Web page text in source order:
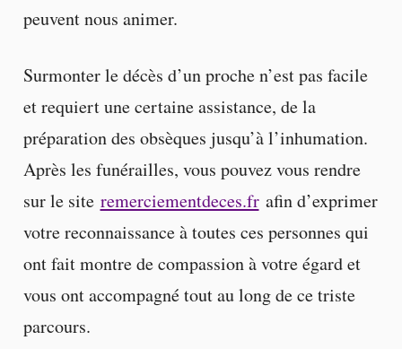
peuvent nous animer.
Surmonter le décès d’un proche n’est pas facile
et requiert une certaine assistance, de la
préparation des obsèques jusqu’à l’inhumation.
Après les funérailles, vous pouvez vous rendre
sur le site remerciementdeces.frafin d’exprimer
votre reconnaissance à toutes ces personnes qui
ont fait montre de compassion à votre égard et
vous ont accompagné tout au long de ce triste
parcours.